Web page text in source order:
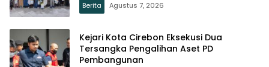
Berita Agustus 7, 2026
Kejari Kota Cirebon Eksekusi Dua
Tersangka Pengalihan Aset PD
Pembangunan